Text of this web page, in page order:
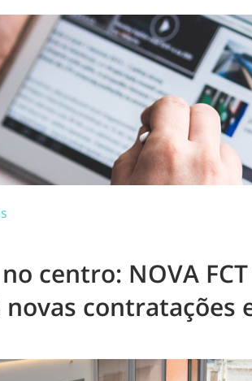
centro: NOVA
novas contratações